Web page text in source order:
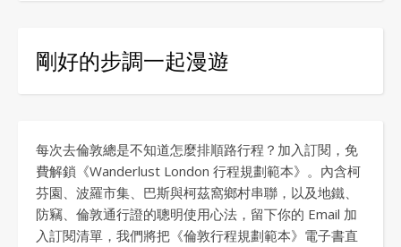
剛好的步調一起漫遊
每次去倫敦總是不知道怎麼排順路行程？加入訂閱，免
費解鎖《Wanderlust London 行程規劃範本》。內含柯
芬園、波羅市集、巴斯與柯茲窩鄉村串聯，以及地鐵、
防竊、倫敦通行證的聰明使用心法，留下你的 Email 加
入訂閱清單，我們將把《倫敦行程規劃範本》電子書直